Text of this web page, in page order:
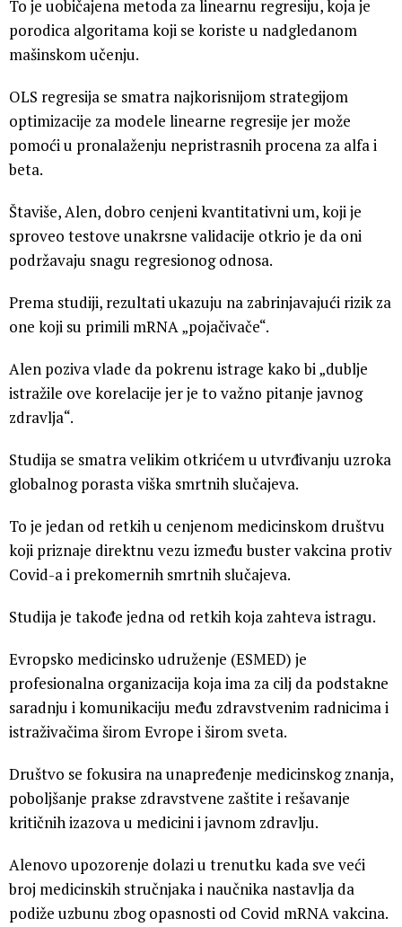
To je uobičajena metoda za linearnu regresiju, koja je
porodica algoritama koji se koriste u nadgledanom
mašinskom učenju.
OLS regresija se smatra najkorisnijom strategijom
optimizacije za modele linearne regresije jer može
pomoći u pronalaženju nepristrasnih procena za alfa i
beta.
Štaviše, Alen, dobro cenjeni kvantitativni um, koji je
sproveo testove unakrsne validacije otkrio je da oni
podržavaju snagu regresionog odnosa.
Prema studiji, rezultati ukazuju na zabrinjavajući rizik za
one koji su primili mRNA „pojačivače“.
Alen poziva vlade da pokrenu istrage kako bi „dublje
istražile ove korelacije jer je to važno pitanje javnog
zdravlja“.
Studija se smatra velikim otkrićem u utvrđivanju uzroka
globalnog porasta viška smrtnih slučajeva.
To je jedan od retkih u cenjenom medicinskom društvu
koji priznaje direktnu vezu između buster vakcina protiv
Covid-a i prekomernih smrtnih slučajeva.
Studija je takođe jedna od retkih koja zahteva istragu.
Evropsko medicinsko udruženje (ESMED) je
profesionalna organizacija koja ima za cilj da podstakne
saradnju i komunikaciju među zdravstvenim radnicima i
istraživačima širom Evrope i širom sveta.
Društvo se fokusira na unapređenje medicinskog znanja,
poboljšanje prakse zdravstvene zaštite i rešavanje
kritičnih izazova u medicini i javnom zdravlju.
Alenovo upozorenje dolazi u trenutku kada sve veći
broj medicinskih stručnjaka i naučnika nastavlja da
podiže uzbunu zbog opasnosti od Covid mRNA vakcina.